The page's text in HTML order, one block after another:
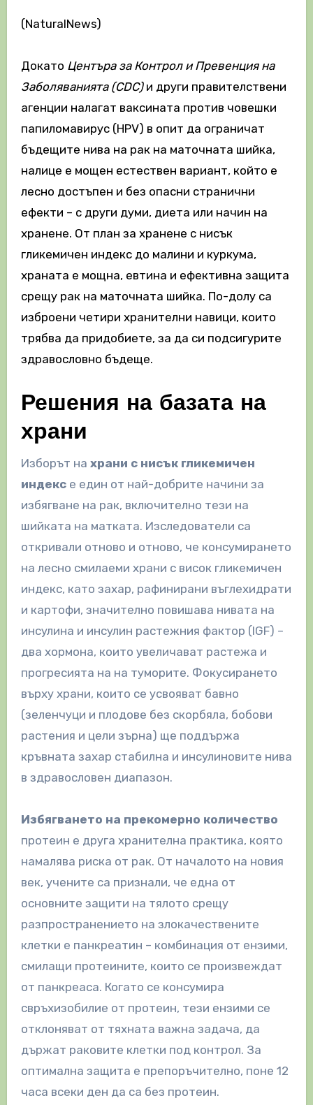
(NaturalNews)
Докато Центъра за Контрол и Превенция на
Заболяванията (CDC)и други правителствени
агенции налагат ваксината против човешки
папиломавирус (HPV) в опит да ограничат
бъдещите нива на рак на маточната шийка,
налице е мощен естествен вариант, който е
лесно достъпен и без опасни странични
ефекти – с други думи, диета или начин на
хранене. От план за хранене с нисък
гликемичен индекс до малини и куркума,
храната е мощна, евтина и ефективна защита
срещу рак на маточната шийка. По-долу са
изброени четири хранителни навици, които
трябва да придобиете, за да си подсигурите
здравословно бъдеще.
Решения на базата на
храни
Изборът на храни с нисък гликемичен
индексе един от най-добрите начини за
избягване на рак, включително тези на
шийката на матката. Изследователи са
откривали отново и отново, че консумирането
на лесно смилаеми храни с висок гликемичен
индекс, като захар, рафинирани въглехидрати
и картофи, значително повишава нивата на
инсулина и инсулин растежния фактор (IGF) –
два хормона, които увеличават растежа и
прогресията на на туморите. Фокусирането
върху храни, които се усвояват бавно
(зеленчуци и плодове без скорбяла, бобови
растения и цели зърна) ще поддържа
кръвната захар стабилна и инсулиновите нива
в здравословен диапазон.
Избягването на прекомерно количество
протеин е друга хранителна практика, която
намалява риска от рак. От началото на новия
век, учените са признали, че една от
основните защити на тялото срещу
разпространението на злокачествените
клетки е панкреатин – комбинация от ензими,
смилащи протеините, които се произвеждат
от панкреаса. Когато се консумира
свръхизобилие от протеин, тези ензими се
отклоняват от тяхната важна задача, да
държат раковите клетки под контрол. За
оптимална защита е препоръчително, поне 12
часа всеки ден да са без протеин.